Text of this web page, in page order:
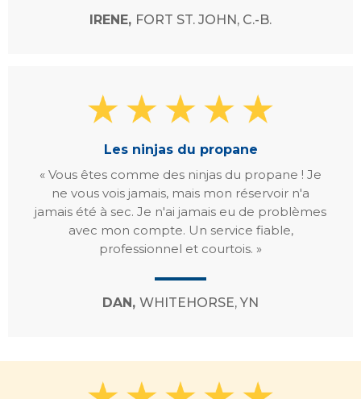
IRENE, FORT ST. JOHN, C.-B.
Les ninjas du propane
« Vous êtes comme des ninjas du propane ! Je
ne vous vois jamais, mais mon réservoir n'a
jamais été à sec. Je n'ai jamais eu de problèmes
avec mon compte. Un service fiable,
professionnel et courtois. »
DAN, WHITEHORSE, YN